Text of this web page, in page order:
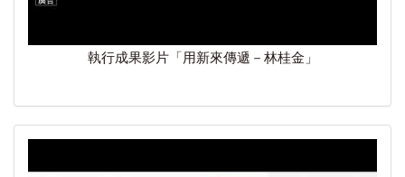
執行成果影片「用新來傳遞－林桂金」